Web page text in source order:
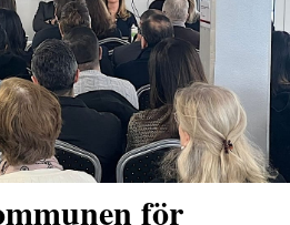
för